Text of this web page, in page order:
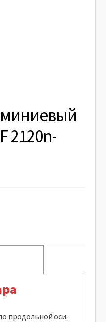
2120n-
продольной оси: